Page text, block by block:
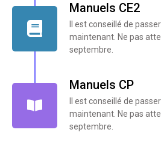
Manuels CE2
Il est conseillé de
maintenant. Ne pas
septembre.
Manuels CP
Il est conseillé de
maintenant. Ne pas
septembre.